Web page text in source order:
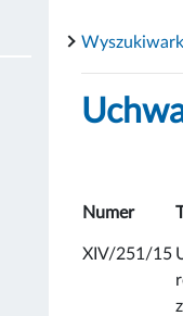
Numer
XIV/251/15